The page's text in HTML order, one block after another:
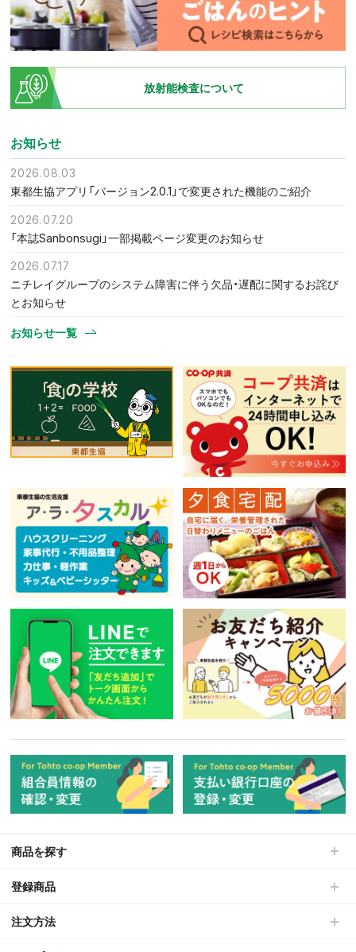
放射能検査について
お知らせ
2026.08.03
東都生協アプリ「バージョン2.0.1」で変更された機能のご紹介
2026.07.20
「本誌Sanbonsugi」一部掲載ページ変更のお知らせ
2026.07.17
ニチレイグループのシステム障害に伴う欠品・遅配に関するお詫び
とお知らせ
お知らせ一覧
商品を探す
登録商品
注文方法